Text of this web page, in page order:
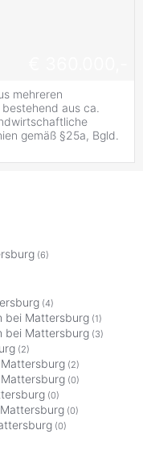
mehreren
bestehend aus ca.
gemäß §25a, Bgld.
(6)
(4)
bei Mattersburg (1)
bei Mattersburg (3)
(2)
(2)
(0)
(0)
(0)
(0)